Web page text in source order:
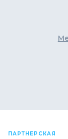
ПАРТНЕРСКАЯ